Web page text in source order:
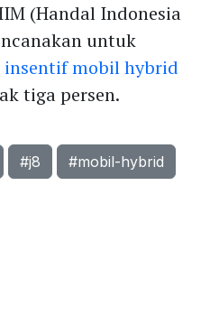
(Handal Indonesia
untuk
insentifmobil hybrid
tiga persen.
#j8 #mobil-hybrid